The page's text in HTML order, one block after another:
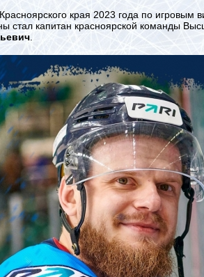
края 2023 года по игровым
стал капитан красноярской команды